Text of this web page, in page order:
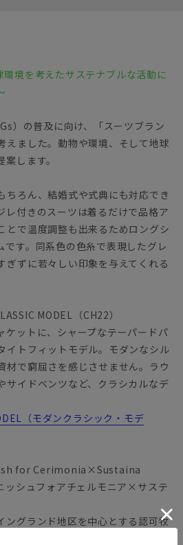
境を考えたサステナブルな活動に
）の普及に向け、「スーツブラン
えました。動物や環境、そして地球
します。
ちろん、結婚式や式典にも対応でき
レ付きのスーツは着るだけで品格ア
とで温度調整も出来るためロングシ
です。同系色の色糸で表現したグレ
ぎずに若々しい印象を与えてくれる
MODEL（CH22）
ケットに、シャープなテーパードパ
イトフィットモデル。モダンなシル
材で窮屈さを感じさせません。ラウ
サイドベンツなど、クラシカルなデ
（モダンクラシック・モデ
for Cerimonia×Sustaina
ッシュフォアチェルモニア×サステ
ングランド地区を中心とする認可牧